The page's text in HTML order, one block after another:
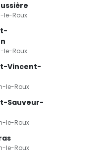
le-Roux
le-Roux
Vincent-
le-Roux
Sauveur-
le-Roux
le-Roux